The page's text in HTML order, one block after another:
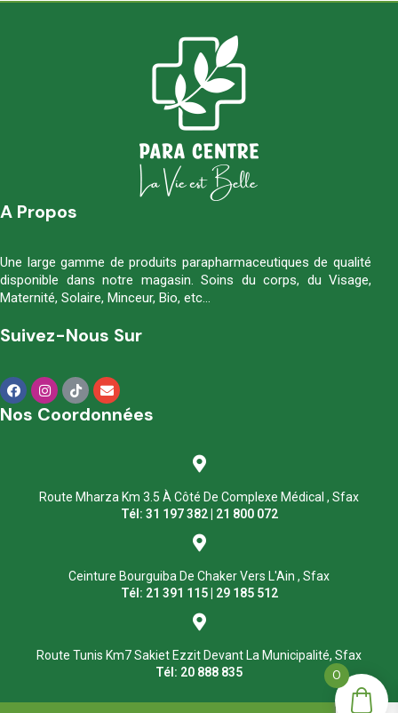
A Propos
Une large gamme de produits parapharmaceutiques de qualité
disponible dans notre magasin. Soins du corps, du Visage,
Maternité, Solaire, Minceur, Bio, etc…
Suivez-Nous Sur
Nos Coordonnées
Route Mharza Km 3.5 À Côté De Complexe Médical , Sfax
Tél: 31 197 382 | 21 800 072
Ceinture Bourguiba De Chaker Vers L'Ain , Sfax
Tél: 21 391 115 | 29 185 512
Route Tunis Km7 Sakiet Ezzit Devant La Municipalité, Sfax
Tél: 20 888 835
0